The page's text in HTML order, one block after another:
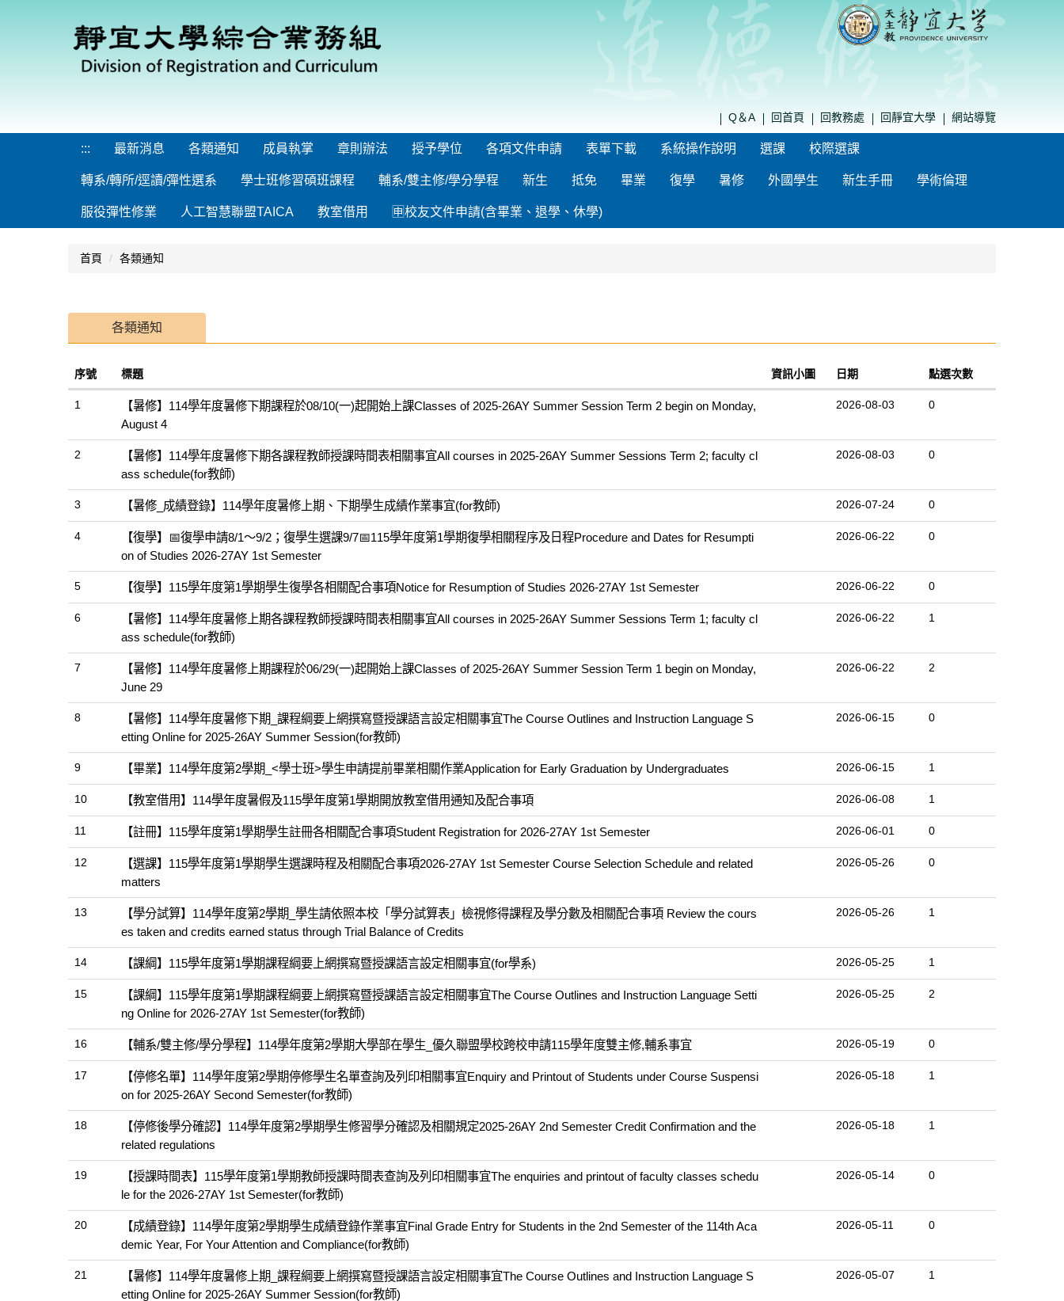
Q＆A 回首頁 回教務處 回靜宜大學 網站導覽
::: 最新消息 各類通知 成員執掌 章則辦法 授予學位 各項文件申請 表單下載 系統操作說明 選課 校際選課
轉系/轉所/逕讀/彈性選系 學士班修習碩班課程 輔系/雙主修/學分學程 新生 抵免 畢業 復學 暑修 外國學生 新生手冊 學術倫理
服役彈性修業 人工智慧聯盟TAICA 教室借用 🈸校友文件申請(含畢業、退學、休學)
首頁 各類通知
各類通知
序號 標題 資訊小圖 日期 點選次數
1
【暑修】114學年度暑修下期課程於08/10(一)起開始上課Classes of 2025-26AY Summer Session Term 2 begin on Monday,
August 4
2026-08-03 0
2
【暑修】114學年度暑修下期各課程教師授課時間表相關事宜All courses in 2025-26AY Summer Sessions Term 2; faculty cl
ass schedule(for教師)
2026-08-03 0
3 【暑修_成績登錄】114學年度暑修上期、下期學生成績作業事宜(for教師) 2026-07-24 0
4
【復學】📅復學申請8/1～9/2；復學生選課9/7📅115學年度第1學期復學相關程序及日程Procedure and Dates for Resumpti
on of Studies 2026-27AY 1st Semester
2026-06-22 0
5 【復學】115學年度第1學期學生復學各相關配合事項Notice for Resumption of Studies 2026-27AY 1st Semester 2026-06-22 0
6
【暑修】114學年度暑修上期各課程教師授課時間表相關事宜All courses in 2025-26AY Summer Sessions Term 1; faculty cl
ass schedule(for教師)
2026-06-22 1
7
【暑修】114學年度暑修上期課程於06/29(一)起開始上課Classes of 2025-26AY Summer Session Term 1 begin on Monday,
June 29
2026-06-22 2
8
【暑修】114學年度暑修下期_課程綱要上網撰寫暨授課語言設定相關事宜The Course Outlines and Instruction Language S
etting Online for 2025-26AY Summer Session(for教師)
2026-06-15 0
9 【畢業】114學年度第2學期_<學士班>學生申請提前畢業相關作業Application for Early Graduation by Undergraduates 2026-06-15 1
10 【教室借用】114學年度暑假及115學年度第1學期開放教室借用通知及配合事項 2026-06-08 1
11 【註冊】115學年度第1學期學生註冊各相關配合事項Student Registration for 2026-27AY 1st Semester 2026-06-01 0
12
【選課】115學年度第1學期學生選課時程及相關配合事項2026-27AY 1st Semester Course Selection Schedule and related
matters
2026-05-26 0
13
【學分試算】114學年度第2學期_學生請依照本校「學分試算表」檢視修得課程及學分數及相關配合事項 Review the cours
es taken and credits earned status through Trial Balance of Credits
2026-05-26 1
14 【課綱】115學年度第1學期課程綱要上網撰寫暨授課語言設定相關事宜(for學系) 2026-05-25 1
15
【課綱】115學年度第1學期課程綱要上網撰寫暨授課語言設定相關事宜The Course Outlines and Instruction Language Setti
ng Online for 2026-27AY 1st Semester(for教師)
2026-05-25 2
16 【輔系/雙主修/學分學程】114學年度第2學期大學部在學生_優久聯盟學校跨校申請115學年度雙主修,輔系事宜 2026-05-19 0
17
【停修名單】114學年度第2學期停修學生名單查詢及列印相關事宜Enquiry and Printout of Students under Course Suspensi
on for 2025-26AY Second Semester(for教師)
2026-05-18 1
18
【停修後學分確認】114學年度第2學期學生修習學分確認及相關規定2025-26AY 2nd Semester Credit Confirmation and the
related regulations
2026-05-18 1
19
【授課時間表】115學年度第1學期教師授課時間表查詢及列印相關事宜The enquiries and printout of faculty classes schedu
le for the 2026-27AY 1st Semester(for教師)
2026-05-14 0
20
【成績登錄】114學年度第2學期學生成績登錄作業事宜Final Grade Entry for Students in the 2nd Semester of the 114th Aca
demic Year, For Your Attention and Compliance(for教師)
2026-05-11 0
21
【暑修】114學年度暑修上期_課程綱要上網撰寫暨授課語言設定相關事宜The Course Outlines and Instruction Language S
etting Online for 2025-26AY Summer Session(for教師)
2026-05-07 1